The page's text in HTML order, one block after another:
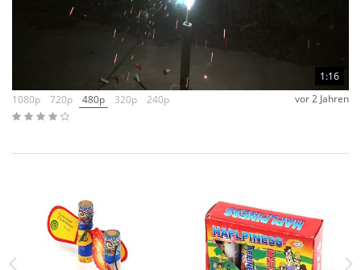
1:16
1080p
720p 480p 320p 240p vor 2 Jahren